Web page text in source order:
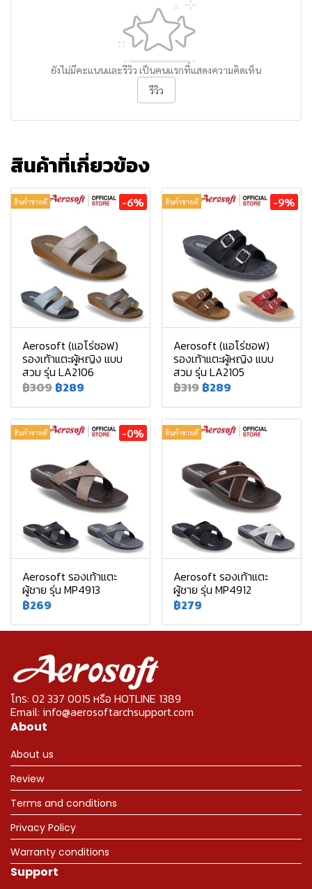
ยังไม่มีคะแนนและรีวิว เป็นคนแรกที่แสดงความคิดเห็น
รีวิว
สินค้าที่เกี่ยวข้อง
สินค้าขายดี -6%
Aerosoft (แอโร่ซอฟ)
รองเท้าแตะผู้หญิง แบบ
สวม รุ่น LA2106
฿309 ฿289
สินค้าขายดี -9%
Aerosoft (แอโร่ซอฟ)
รองเท้าแตะผู้หญิง แบบ
สวม รุ่น LA2105
฿319 ฿289
สินค้าขายดี -0%
Aerosoft รองเท้าแตะ
ผู้ชาย รุ่น MP4913
฿269
สินค้าขายดี
Aerosoft รองเท้าแตะ
ผู้ชาย รุ่น MP4912
฿279
โทร: 02 337 0015 หรือ HOTLINE 1389
Email: info@aerosoftarchsupport.com
About
About us
Review
Terms and conditions
Privacy Policy
Warranty conditions
Support